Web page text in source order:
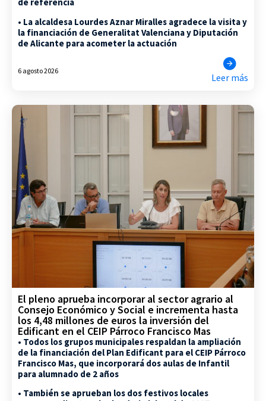
• La alcaldesa Lourdes Aznar Miralles agradece la visita y
la financiación de Generalitat Valenciana y Diputación
de Alicante para acometer la actuación
6 agosto 2026
Leer más
El pleno aprueba incorporar al sector agrario al
Consejo Económico y Social e incrementa hasta
los 4,48 millones de euros la inversión del
Edificant en el CEIP Párroco Francisco Mas
• Todos los grupos municipales respaldan la ampliación
de la financiación del Plan Edificant para el CEIP Párroco
Francisco Mas, que incorporará dos aulas de Infantil
para alumnado de 2 años
• También se aprueban los dos festivos locales